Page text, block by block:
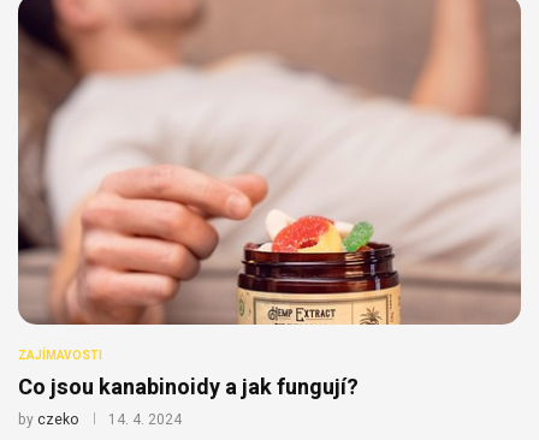
ZAJÍMAVOSTI
Co jsou kanabinoidy a jak fungují?
byczeko 14. 4. 2024